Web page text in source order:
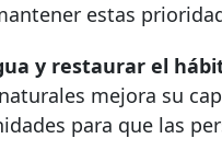
estas
y restaurar el
mejora su
para que las